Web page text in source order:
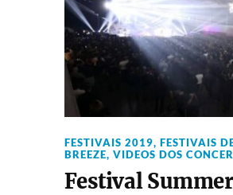
FESTIVAIS 2019, FESTIVAIS
BREEZE, VIDEOS DOS
Festival